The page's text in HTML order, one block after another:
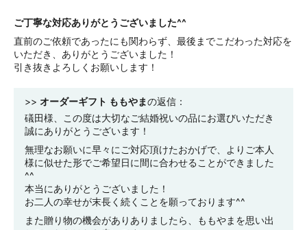
ご丁寧な対応ありがとうございました^^
直前のご依頼であったにも関わらず、最後までこだわった対応を
いただき、ありがとうございました！
引き抜きよろしくお願いします！
>> オーダーギフト ももやまの返信：
礒田様、この度は大切なご結婚祝いの品にお選びいただき
誠にありがとうございます！
無理なお願いに早々にご対応頂けたおかげで、よりご本人
様に似せた形でご希望日に間に合わせることができました
^^
本当にありがとうございました！
お二人の幸せが末長く続くことを願っております^^
また贈り物の機会がありありましたら、ももやまを思い出